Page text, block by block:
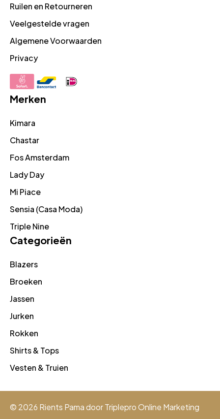
Ruilen en Retourneren
Veelgestelde vragen
Algemene Voorwaarden
Privacy
Merken
Kimara
Chastar
Fos Amsterdam
Lady Day
Mi Piace
Sensia (Casa Moda)
Triple Nine
Categorieën
Blazers
Broeken
Jassen
Jurken
Rokken
Shirts & Tops
Vesten & Truien
© 2026 Rients Pama doorTriplepro Online Marketing